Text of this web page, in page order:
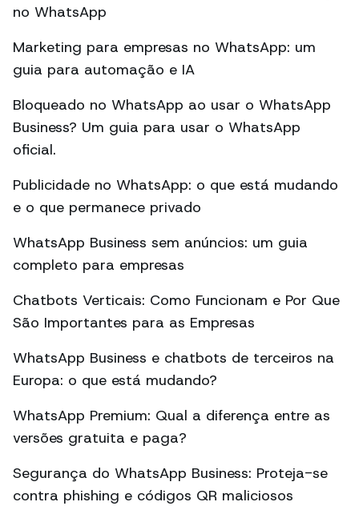
no WhatsApp
Marketing para empresas no WhatsApp: um
guia para automação e IA
Bloqueado no WhatsApp ao usar o WhatsApp
Business? Um guia para usar o WhatsApp
oficial.
Publicidade no WhatsApp: o que está mudando
e o que permanece privado
WhatsApp Business sem anúncios: um guia
completo para empresas
Chatbots Verticais: Como Funcionam e Por Que
São Importantes para as Empresas
WhatsApp Business e chatbots de terceiros na
Europa: o que está mudando?
WhatsApp Premium: Qual a diferença entre as
versões gratuita e paga?
Segurança do WhatsApp Business: Proteja-se
contra phishing e códigos QR maliciosos